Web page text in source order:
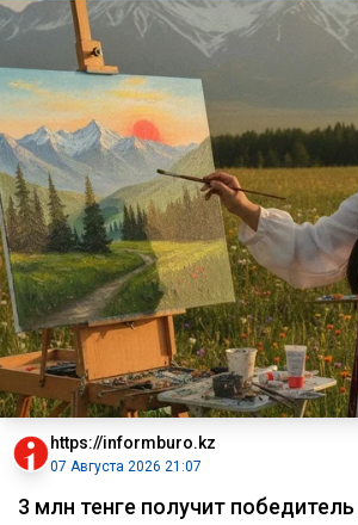
https://informburo.kz
07 Августа 2026 21:07
3 млн тенге получит